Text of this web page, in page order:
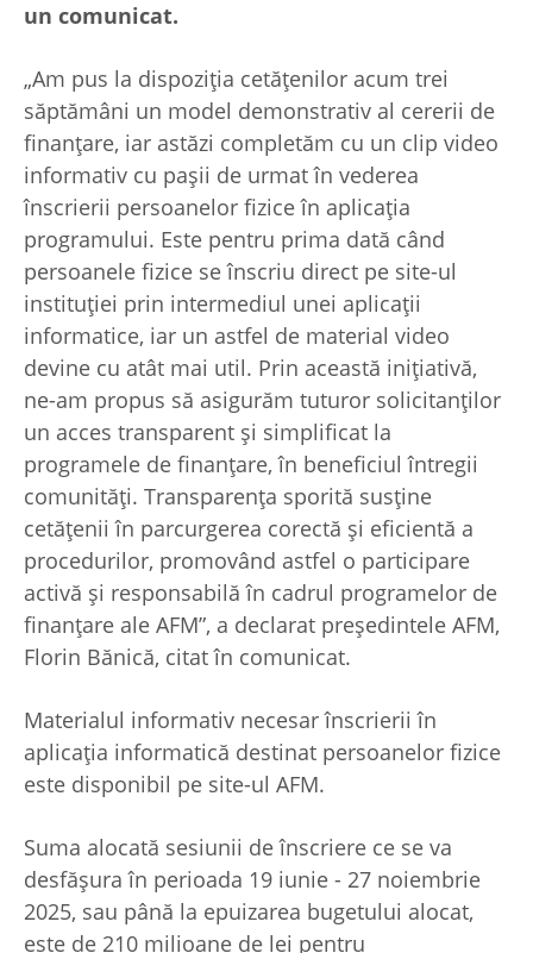
un comunicat.
„Am pus la dispoziția cetățenilor acum trei
săptămâni un model demonstrativ al cererii de
finanțare, iar astăzi completăm cu un clip video
informativ cu pașii de urmat în vederea
înscrierii persoanelor fizice în aplicația
programului. Este pentru prima dată când
persoanele fizice se înscriu direct pe site-ul
instituției prin intermediul unei aplicații
informatice, iar un astfel de material video
devine cu atât mai util. Prin această inițiativă,
ne-am propus să asigurăm tuturor solicitanților
un acces transparent și simplificat la
programele de finanțare, în beneficiul întregii
comunități. Transparența sporită susține
cetățenii în parcurgerea corectă și eficientă a
procedurilor, promovând astfel o participare
activă și responsabilă în cadrul programelor de
finanțare ale AFM”, a declarat președintele AFM,
Florin Bănică, citat în comunicat.
Materialul informativ necesar înscrierii în
aplicația informatică destinat persoanelor fizice
este disponibil pe site-ul AFM.
Suma alocată sesiunii de înscriere ce se va
desfășura în perioada 19 iunie - 27 noiembrie
2025, sau până la epuizarea bugetului alocat,
este de 210 milioane de lei pentru